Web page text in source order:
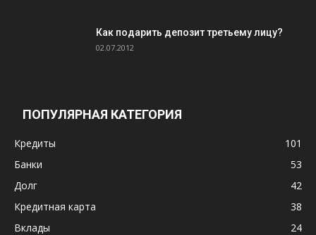
Как подарить депозит третьему лицу?
02.07.2012
ПОПУЛЯРНАЯ КАТЕГОРИЯ
Кредиты
101
Банки
53
Долг
42
Кредитная карта
38
Вклады
24